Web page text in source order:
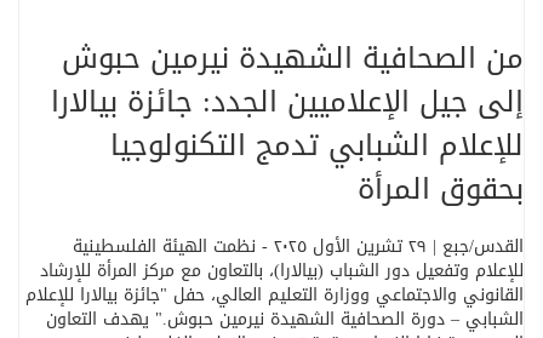
من الصحافية الشهيدة نيرمين حبوش
إلى جيل الإعلاميين الجدد: جائزة بيالارا
للإعلام الشبابي تدمج التكنولوجيا
بحقوق المرأة
القدس/جبع | ٢٩ تشرين الأول ٢٠٢٥ - نظمت الهيئة الفلسطينية
للإعلام وتفعيل دور الشباب (بيالارا)، بالتعاون مع مركز المرأة للإرشاد
القانوني والاجتماعي ووزارة التعليم العالي، حفل "جائزة بيالارا للإعلام
الشبابي – دورة الصحافية الشهيدة نيرمين حبوش". يهدف التعاون